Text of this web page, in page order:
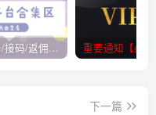
放单/任务/接码/返佣/平台/合集 重要通知【必
下一篇